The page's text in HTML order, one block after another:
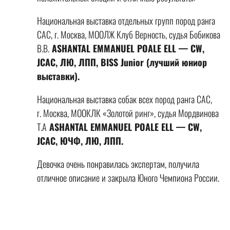
Национальная выставка отдельных групп пород ранга
САС, г. Москва, МООЛЖ Клуб Верность, судья Бобикова
В.В.ASHANTAL EMMANUEL POALE ELL — CW,
JCAC, ЛЮ, ЛПП, ВISS Junior (лучший юниор
выставки).
Национальная выставка собак всех пород ранга САС,
г. Москва, МООКЛК «Золотой ринг», судья Мордвинова
Т.А ASHANTAL EMMANUEL POALE ELL — CW,
JCAC, ЮЧФ, ЛЮ, ЛПП.
Девочка очень понравилась экспертам, получила
отличное описание и закрыла Юного Чемпиона России.